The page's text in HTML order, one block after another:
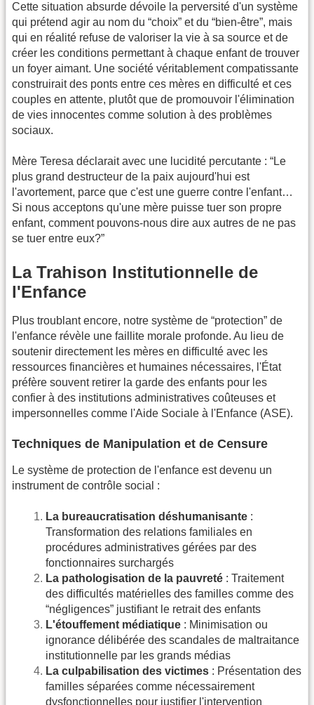
Cette situation absurde dévoile la perversité d'un système
qui prétend agir au nom du “choix” et du “bien-être”, mais
qui en réalité refuse de valoriser la vie à sa source et de
créer les conditions permettant à chaque enfant de trouver
un foyer aimant. Une société véritablement compatissante
construirait des ponts entre ces mères en difficulté et ces
couples en attente, plutôt que de promouvoir l'élimination
de vies innocentes comme solution à des problèmes
sociaux.
Mère Teresa déclarait avec une lucidité percutante : “Le
plus grand destructeur de la paix aujourd'hui est
l'avortement, parce que c'est une guerre contre l'enfant…
Si nous acceptons qu'une mère puisse tuer son propre
enfant, comment pouvons-nous dire aux autres de ne pas
se tuer entre eux?”
La Trahison Institutionnelle de
l'Enfance
Plus troublant encore, notre système de “protection” de
l'enfance révèle une faillite morale profonde. Au lieu de
soutenir directement les mères en difficulté avec les
ressources financières et humaines nécessaires, l'État
préfère souvent retirer la garde des enfants pour les
confier à des institutions administratives coûteuses et
impersonnelles comme l'Aide Sociale à l'Enfance (ASE).
Techniques de Manipulation et de Censure
Le système de protection de l'enfance est devenu un
instrument de contrôle social :
La bureaucratisation déshumanisante :
Transformation des relations familiales en
procédures administratives gérées par des
fonctionnaires surchargés
La pathologisation de la pauvreté : Traitement
des difficultés matérielles des familles comme des
“négligences” justifiant le retrait des enfants
L'étouffement médiatique : Minimisation ou
ignorance délibérée des scandales de maltraitance
institutionnelle par les grands médias
La culpabilisation des victimes : Présentation des
familles séparées comme nécessairement
dysfonctionnelles pour justifier l'intervention